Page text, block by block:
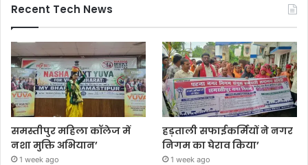
Recent Tech News
समस्तीपुर महिला कॉलेज में
नशा मुक्ति अभियान’
1 week ago
हड़ताली सफाईकर्मियों ने नगर
निगम का घेराव किया’
1 week ago